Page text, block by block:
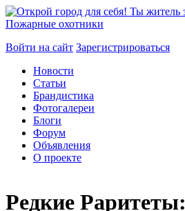
Пожарные охотники
Войти на сайт Зарегистрироваться
Новости
Статьи
Брандистика
Фотогалереи
Блоги
Форум
Объявления
О проекте
Редкие Раритеты: